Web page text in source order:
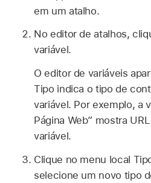
em um atalho.
No editor de atalhos,
variável.
O editor de variáveis
Tipo indica o tipo de
variável. Por exemplo, a
Página Web” mostra
variável.
Clique no menu local
selecione um novo tipo